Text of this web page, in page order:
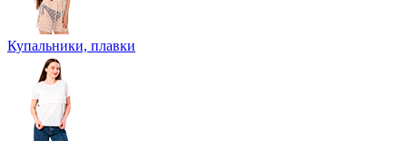
Купальники, плавки